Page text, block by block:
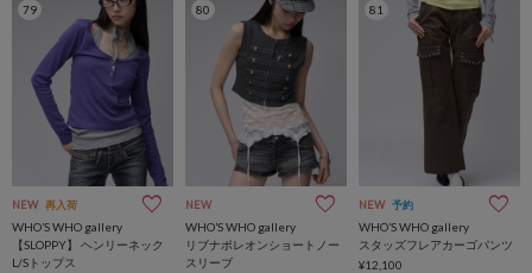
79
NEW 再入荷
WHO’S WHO gallery
【SLOPPY】 ヘンリーネック
L/Sトップス
80
NEW
WHO’S WHO gallery
リブナポレオンショートノー
スリーブ
81
NEW 予約
WHO’S WHO gallery
スタッズフレアカーゴパンツ
¥12,100